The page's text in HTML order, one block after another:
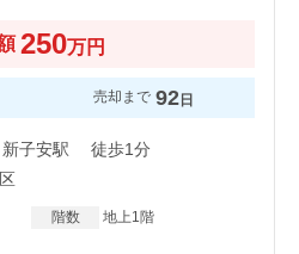
250万円
売却まで 92日
JR京浜東北・根岸線 新子安駅 徒歩1分
階数
地上1階